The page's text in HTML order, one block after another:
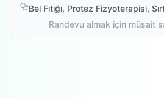
Bel Fıtığı, Protez Fizyoterapisi,
Randevu almak için müsait